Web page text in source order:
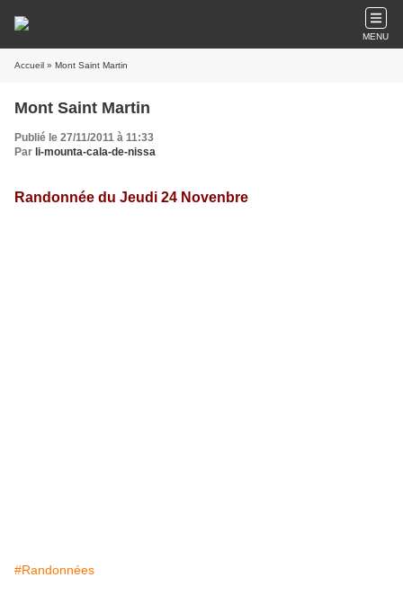
MENU
Accueil » Mont Saint Martin
Mont Saint Martin
Publié le 27/11/2011 à 11:33
Par li-mounta-cala-de-nissa
Randonnée du Jeudi 24 Novenbre
#Randonnées